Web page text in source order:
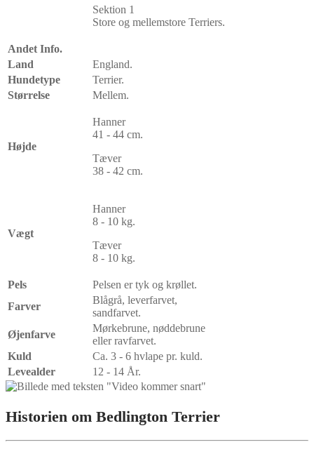
Sektion 1
Store og mellemstore Terriers.
Andet Info.
Land
England.
Hundetype
Terrier.
Størrelse
Mellem.
Højde
Hanner
41 - 44 cm.
Tæver
38 - 42 cm.
Vægt
Hanner
8 - 10 kg.
Tæver
8 - 10 kg.
Pels
Pelsen er tyk og krøllet.
Farver
Blågrå, leverfarvet,
sandfarvet.
Øjenfarve
Mørkebrune, nøddebrune
eller ravfarvet.
Kuld
Ca. 3 - 6 hvlape pr. kuld.
Levealder
12 - 14 År.
Historien om Bedlington Terrier